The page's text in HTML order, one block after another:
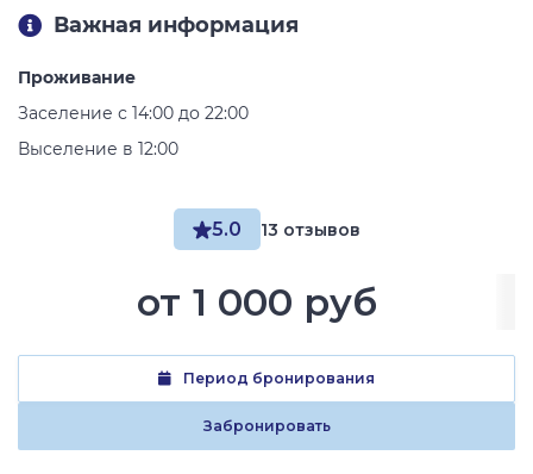
5.0 13 отзывов
от 1 000 руб
Период бронирования
Забронировать
Важная информация
Проживание
Заселение с 14:00 до 22:00
Выселение в 12:00